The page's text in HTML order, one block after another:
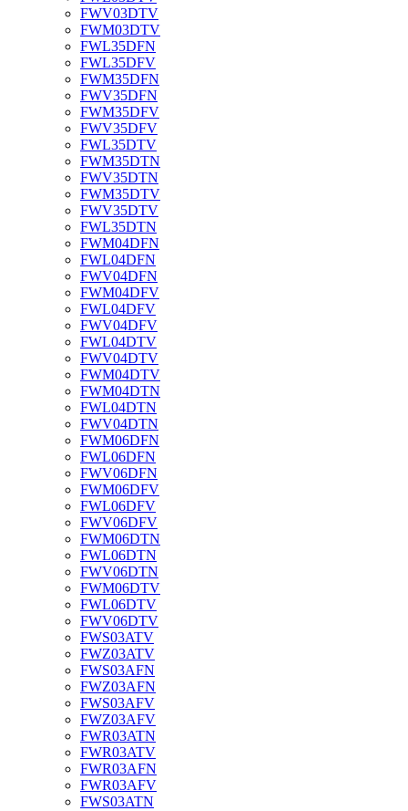
FWV03DTV
FWM03DTV
FWL35DFN
FWL35DFV
FWM35DFN
FWV35DFN
FWM35DFV
FWV35DFV
FWL35DTV
FWM35DTN
FWV35DTN
FWM35DTV
FWV35DTV
FWL35DTN
FWM04DFN
FWL04DFN
FWV04DFN
FWM04DFV
FWL04DFV
FWV04DFV
FWL04DTV
FWV04DTV
FWM04DTV
FWM04DTN
FWL04DTN
FWV04DTN
FWM06DFN
FWL06DFN
FWV06DFN
FWM06DFV
FWL06DFV
FWV06DFV
FWM06DTN
FWL06DTN
FWV06DTN
FWM06DTV
FWL06DTV
FWV06DTV
FWS03ATV
FWZ03ATV
FWS03AFN
FWZ03AFN
FWS03AFV
FWZ03AFV
FWR03ATN
FWR03ATV
FWR03AFN
FWR03AFV
FWS03ATN